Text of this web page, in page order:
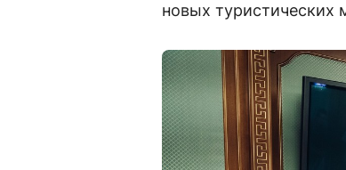
новых туристических